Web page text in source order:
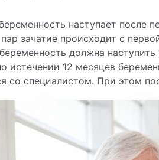
наступает после
зачатие происходит с
должна наступить
истечении 12 месяцев
со специалистом. При этом